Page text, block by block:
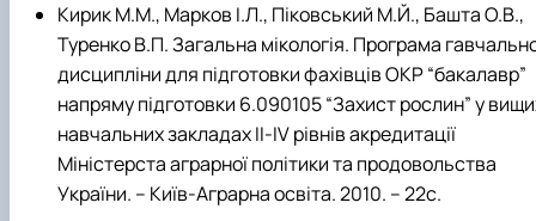
Кирик М.М., Марков І.Л., Піковський М.Й., Башта О.В.,
Туренко В.П. Загальна мікологія. Програма
дисципліни для підготовки фахівців ОКР “бакалавр”
напряму підготовки 6.090105 “Захист рослин” у
навчальних закладах ІІ-IV рівнів акредитації
Міністерста аграрної політики та продовольства
України. – Київ-Аграрна освіта. 2010. – 22с.